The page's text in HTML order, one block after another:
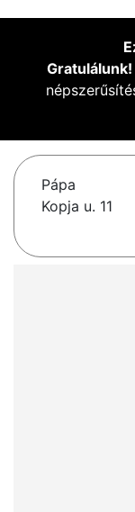
Gratulálunk!
Pápa
Kopja u. 11